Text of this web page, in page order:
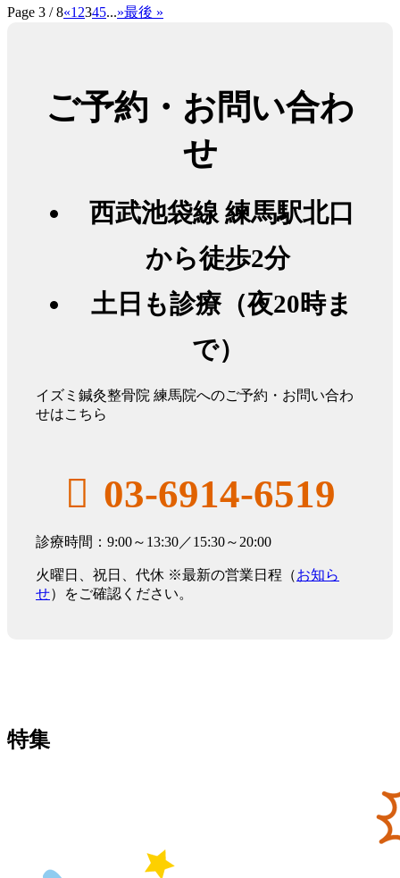
Page 3 / 8«1 2345...»最後 »
ご予約・お問い合わ
せ
西武池袋線 練馬駅北口
から徒歩2分
土日も診療（夜20時ま
で）
イズミ鍼灸整骨院 練馬院へのご予約・お問い合わ
せはこちら
03-6914-6519
診療時間：9:00～13:30／15:30～20:00
火曜日、祝日、代休 ※最新の営業日程（お知ら
せ）をご確認ください。
特集